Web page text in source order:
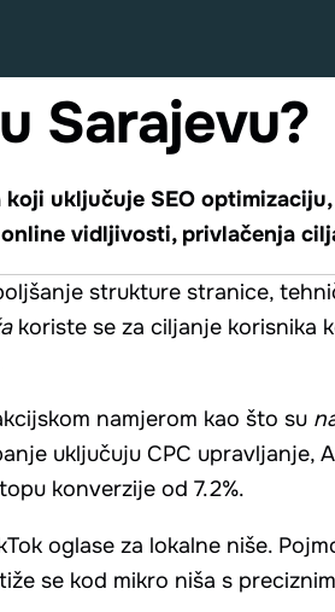
Sarajevu?
uključuje SEO
vidljivosti, privlačenja
strukture stranice,
koriste se za ciljanje korisnika
namjerom kao što su
uključuju CPC upravljanje,
konverzije od 7.2%.
oglase za lokalne niše.
se kod mikro niša s